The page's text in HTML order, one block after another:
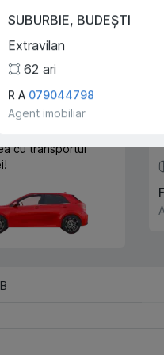
în
cu transportul
SUBURBIE, BUDEȘTI
Extravilan
62 ari
R A 079044798
Agent imobiliar